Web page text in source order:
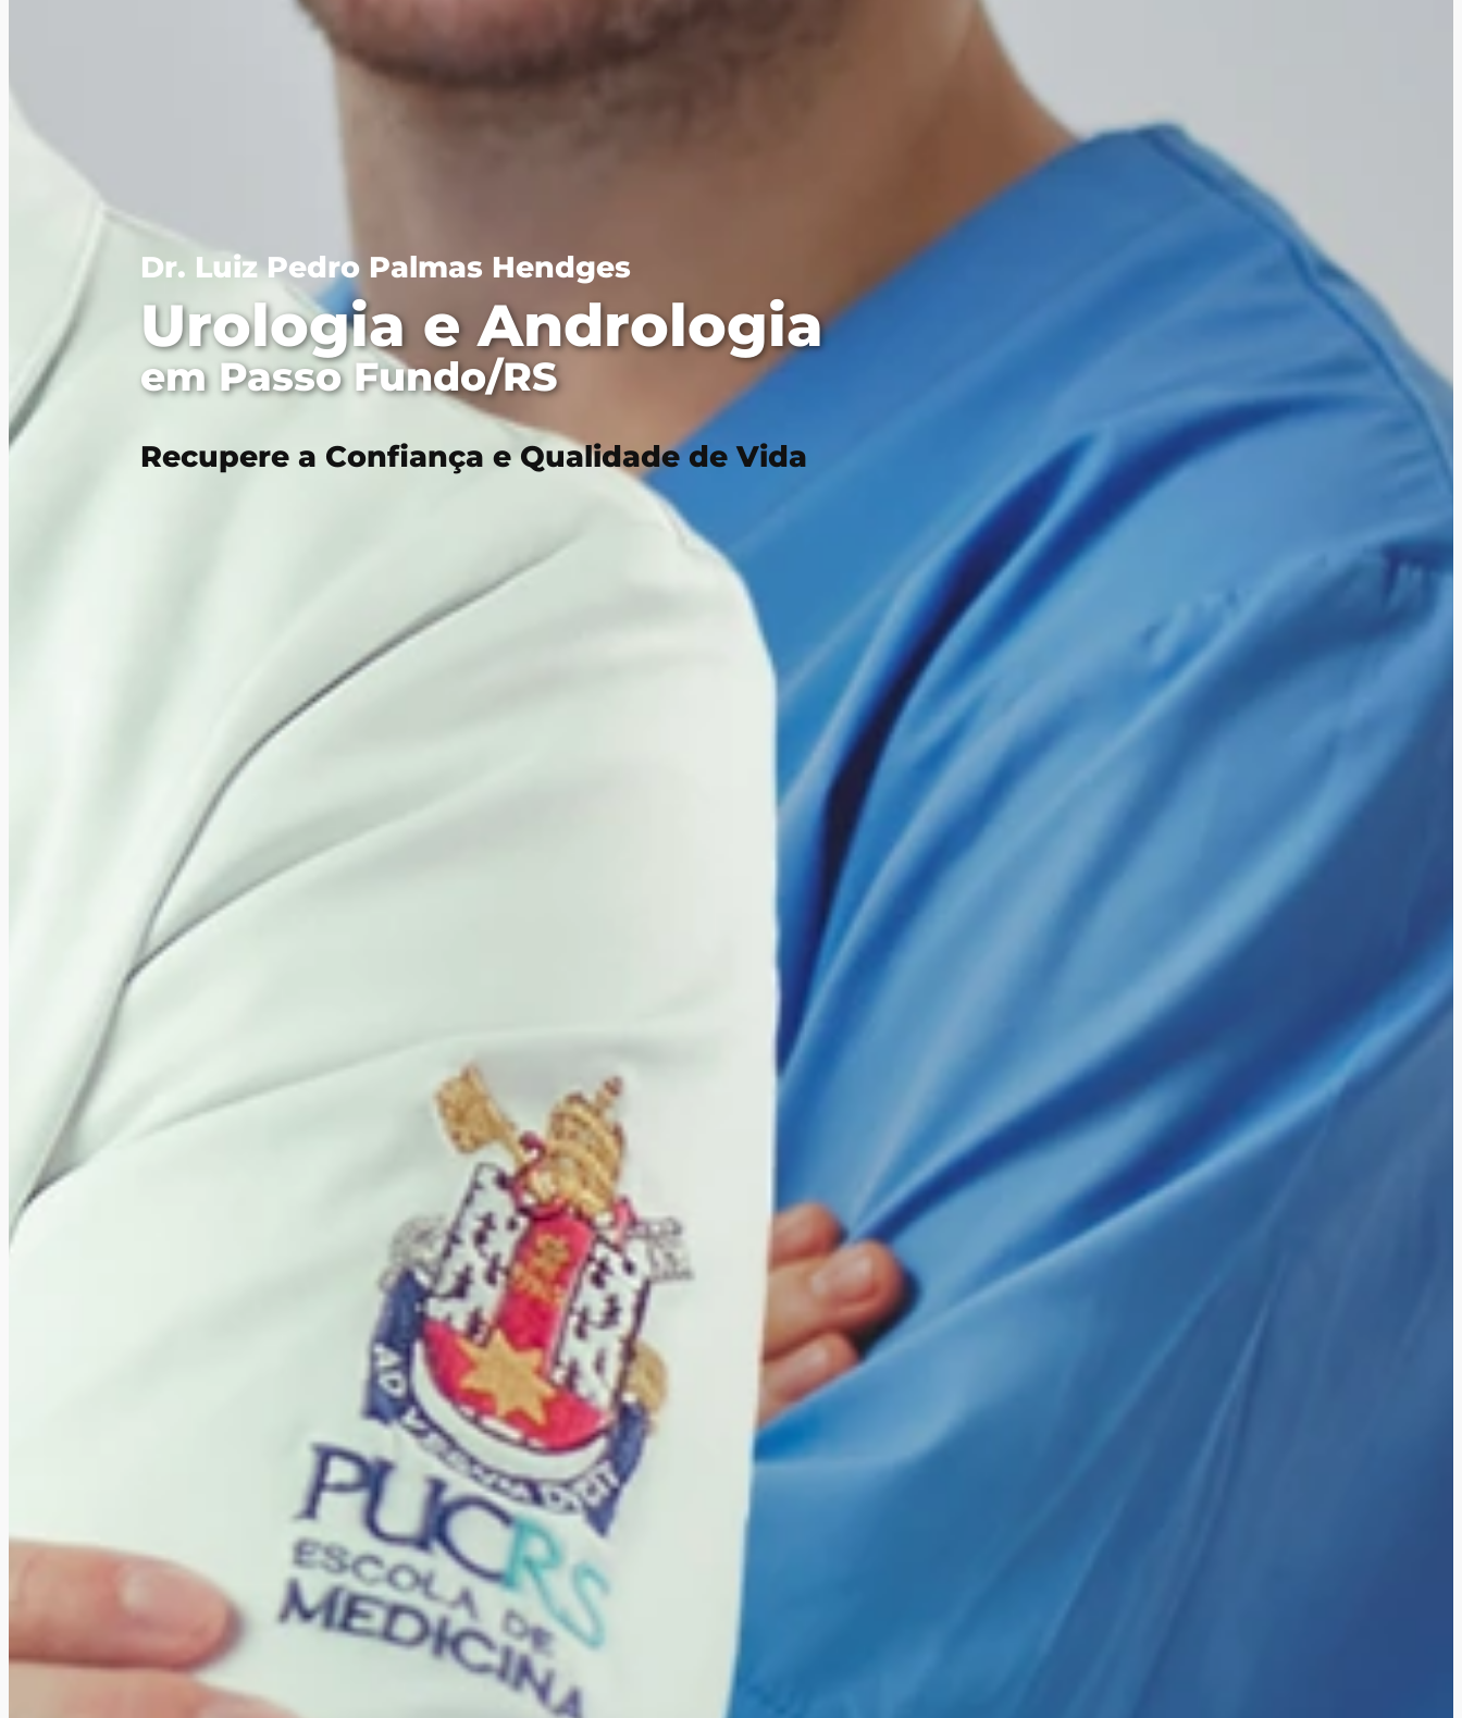
Dr. Luiz Pedro Palmas Hendges
Urologia e Andrologia
em Passo Fundo/RS
Recupere a Confiança e Qualidade de Vida